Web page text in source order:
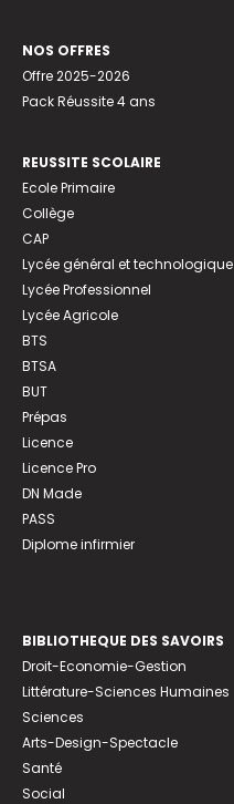
NOS OFFRES
Offre 2025-2026
Pack Réussite 4 ans
REUSSITE SCOLAIRE
Ecole Primaire
Collège
CAP
Lycée général et technologique
Lycée Professionnel
Lycée Agricole
BTS
BTSA
BUT
Prépas
Licence
Licence Pro
DN Made
PASS
Diplome infirmier
BIBLIOTHEQUE DES SAVOIRS
Droit-Economie-Gestion
Littérature-Sciences Humaines
Sciences
Arts-Design-Spectacle
Santé
Social